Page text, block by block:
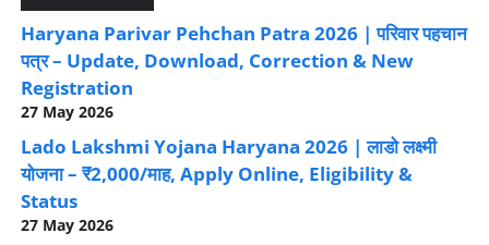
Haryana Parivar Pehchan Patra 2026 | परिवार पहचान
पत्र – Update, Download, Correction & New
Registration
27 May 2026
Lado Lakshmi Yojana Haryana 2026 | लाडो लक्ष्मी
योजना – ₹2,000/माह, Apply Online, Eligibility &
Status
27 May 2026